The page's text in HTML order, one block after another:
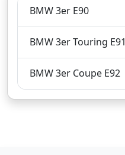
BMW 3er E90
BMW 3er Touring E91
BMW 3er Coupe E92